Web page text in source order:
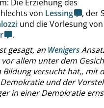
Die Erziehung des
von Lessing
, der
und die Vorlesung
.
gesagt, an Wenigers
allem unter dem
versucht hat,, mit
und der
in einer Demokratie